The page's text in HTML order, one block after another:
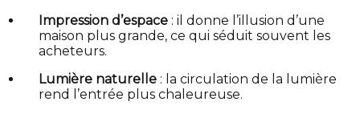
Impression d’espace : il donne l’illusion d’une
maison plus grande, ce qui séduit souvent les
acheteurs.
Lumière naturelle : la circulation de la lumière
rend l’entrée plus chaleureuse.